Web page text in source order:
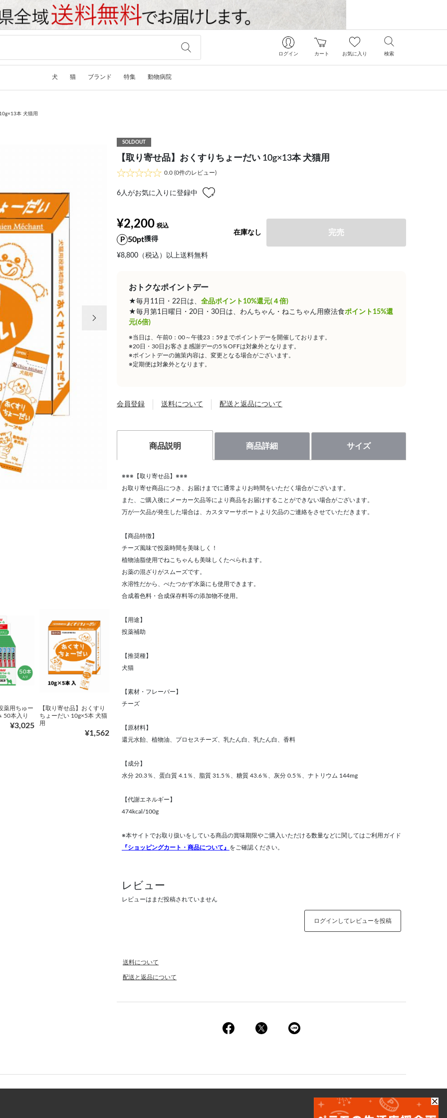
ログイン カート お気に入り 検索
犬 猫 ブランド 特集 動物病院
本 犬猫用
薬用ちゅー
50本入り
¥3,025
【取り寄せ品】おくすり
ちょーだい 10g×5本 犬猫
用
¥1,562
SOLDOUT
【取り寄せ品】おくすりちょーだい 10g×13本 犬猫用
0.0 (0件のレビュー)
6 人がお気に入りに登録中
¥2,200
50pt獲得
¥8,800（税込）以上送料無料
在庫なし 完売
おトクなポイントデー
★毎月11日・22日は、 全品ポイント10%還元(４倍)
★毎月第1日曜日・20日・30日は、わんちゃん・ねこちゃん用療法食ポイント15%還
元(6倍)
※当日は、午前0：00～午後23：59までポイントデーを開催しております。
※20日・30日お客さま感謝デーの5％OFFは対象外となります。
※ポイントデーの施策内容は、変更となる場合がございます。
※定期便は対象外となります。
会員登録 送料について 配送と返品について
商品説明 商品詳細 サイズ
※※※【取り寄せ品】※※※
お取り寄せ商品につき、お届けまでに通常よりお時間をいただく場合がございます。
また、ご購入後にメーカー欠品等により商品をお届けすることができない場合がございます。
万が一欠品が発生した場合は、カスタマーサポートより欠品のご連絡をさせていただきます。
【商品特徴】
チーズ風味で投薬時間を美味しく！
植物油脂使用でねこちゃんも美味しくたべられます。
お薬の混ざりがスムーズです。
水溶性だから、べたつかず水薬にも使用できます。
合成着色料・合成保存料等の添加物不使用。
【用途】
投薬補助
【推奨種】
犬猫
【素材・フレーバー】
チーズ
【原材料】
還元水飴、植物油、プロセスチーズ、乳たん白、乳たん白、香料
【成分】
水分 20.3％、蛋白質 4.1％、脂質 31.5％、糖質 43.6％、灰分 0.5％、ナトリウム 144mg
【代謝エネルギー】
474kcal/100g
※本サイトでお取り扱いをしている商品の賞味期限やご購入いただける数量などに関してはご利用ガイド
『ショッピングカート・商品について』 をご確認ください。
レビュー
レビューはまだ投稿されていません
ログインしてレビューを投稿
送料について
配送と返品について